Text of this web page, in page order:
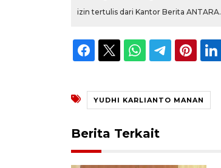
izin tertulis dari Kantor Berita ANTARA.
YUDHI KARLIANTO MANAN
Berita Terkait